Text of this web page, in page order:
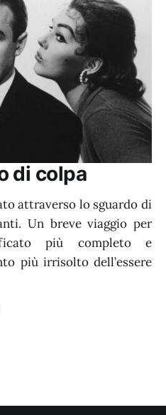
di colpa
attraverso lo sguardo di
Un breve viaggio per
più completo e
più irrisolto dell’essere